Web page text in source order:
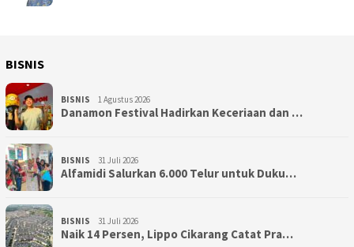
BISNIS
BISNIS 1 Agustus 2026
Danamon Festival Hadirkan Keceriaan dan …
BISNIS 31 Juli 2026
Alfamidi Salurkan 6.000 Telur untuk Duku…
BISNIS 31 Juli 2026
Naik 14 Persen, Lippo Cikarang Catat Pra…